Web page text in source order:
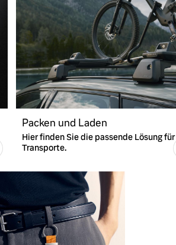
Packen und Laden
Hier finden Sie die passende Lösung für
Transporte.